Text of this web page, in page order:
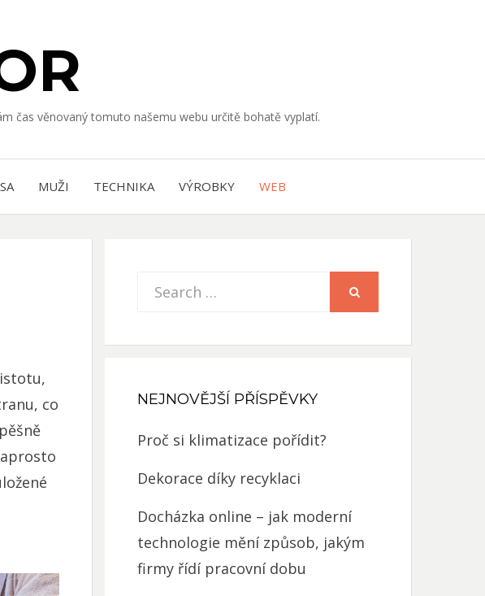
čas věnovaný tomuto našemu webu určitě bohatě vyplatí.
MUŽI TECHNIKA VÝROBKY WEB
co
Search
NEJNOVĚJŠÍ PŘÍSPĚVKY
Proč si klimatizace pořídit?
Dekorace díky recyklaci
Docházka online – jak moderní
technologie mění způsob, jakým
firmy řídí pracovní dobu